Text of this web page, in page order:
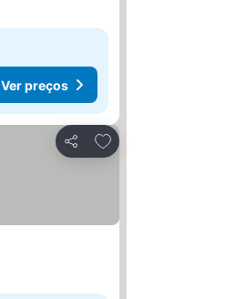
Ver preços
Partilhar
Adicionar aos favoritos